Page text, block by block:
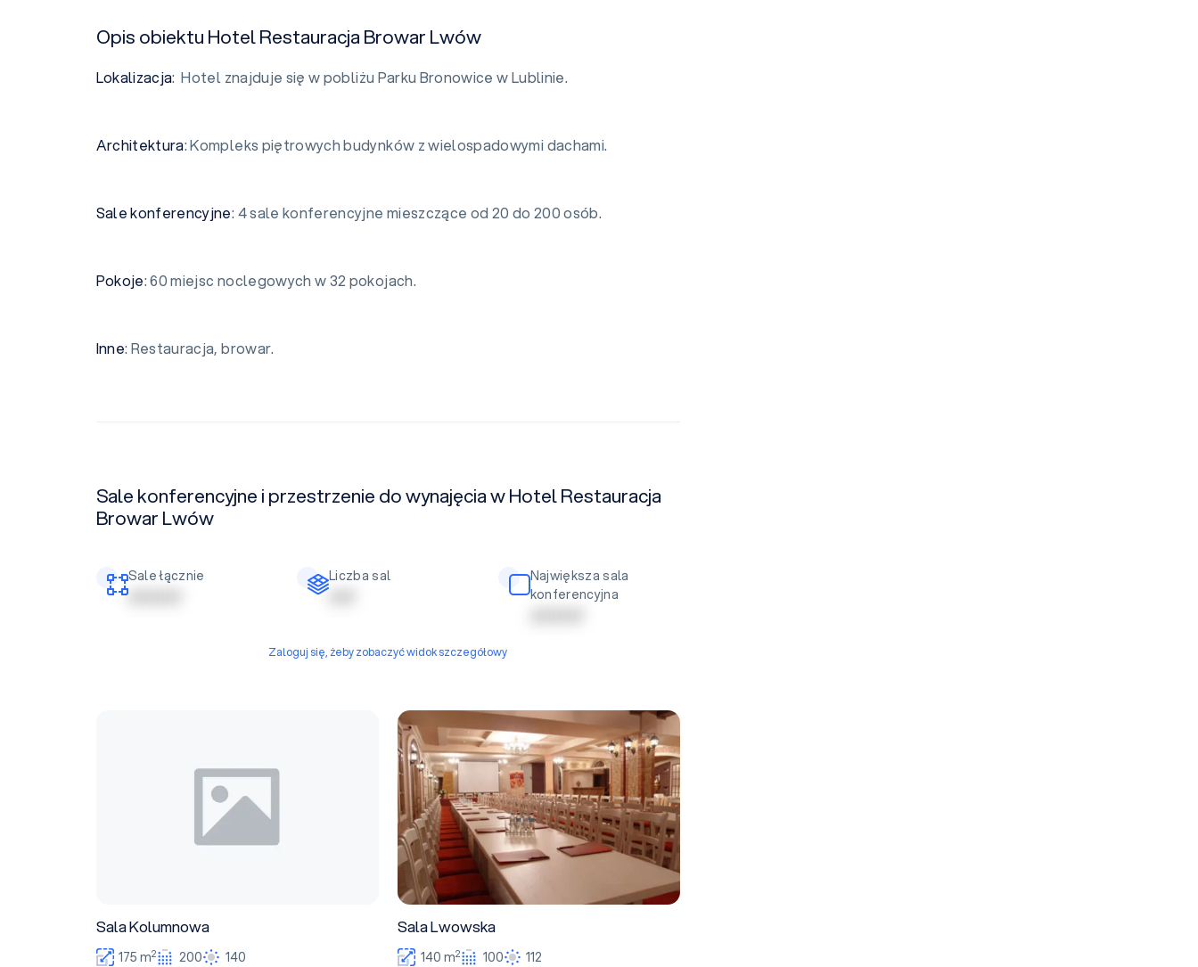
Opis obiektu Hotel Restauracja Browar Lwów
Lokalizacja: Hotel znajduje się w pobliżu Parku Bronowice w Lublinie.
Architektura: Kompleks piętrowych budynków z wielospadowymi dachami.
Sale konferencyjne: 4 sale konferencyjne mieszczące od 20 do 200 osób.
Pokoje: 60 miejsc noclegowych w 32 pokojach.
Inne: Restauracja, browar.
Sale konferencyjne i przestrzenie do wynajęcia w Hotel Restauracja
Browar Lwów
Sale łącznie
| | | | | | | | | |
Liczba sal
Największa sala
konferencyjna
Zaloguj się, żeby zobaczyć widok szczegółowy
Sala Kolumnowa
175 m2 200 140
Sala Lwowska
Sala Lwowska
140 m2 100 112